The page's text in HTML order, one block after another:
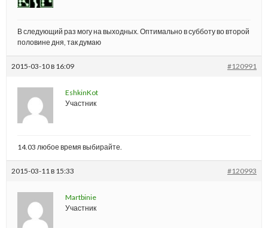
В следующий раз могу на выходных. Оптимально в субботу во второй
половине дня, так думаю
2015-03-10 в 16:09 #120991
EshkinKot
Участник
14.03 любое время выбирайте.
2015-03-11 в 15:33 #120993
Martbinie
Участник